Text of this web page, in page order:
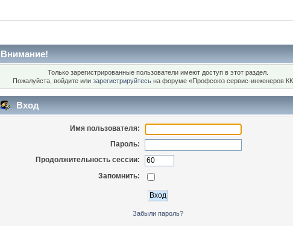
Внимание!
Только зарегистрированные пользователи имеют доступ в этот раздел.
Пожалуйста, войдите илизарегистрируйтесь на форуме «Профсоюз сервис-инженеров
Вход
Имя пользователя:
Пароль:
Продолжительность сессии:
Запомнить:
Забыли пароль?